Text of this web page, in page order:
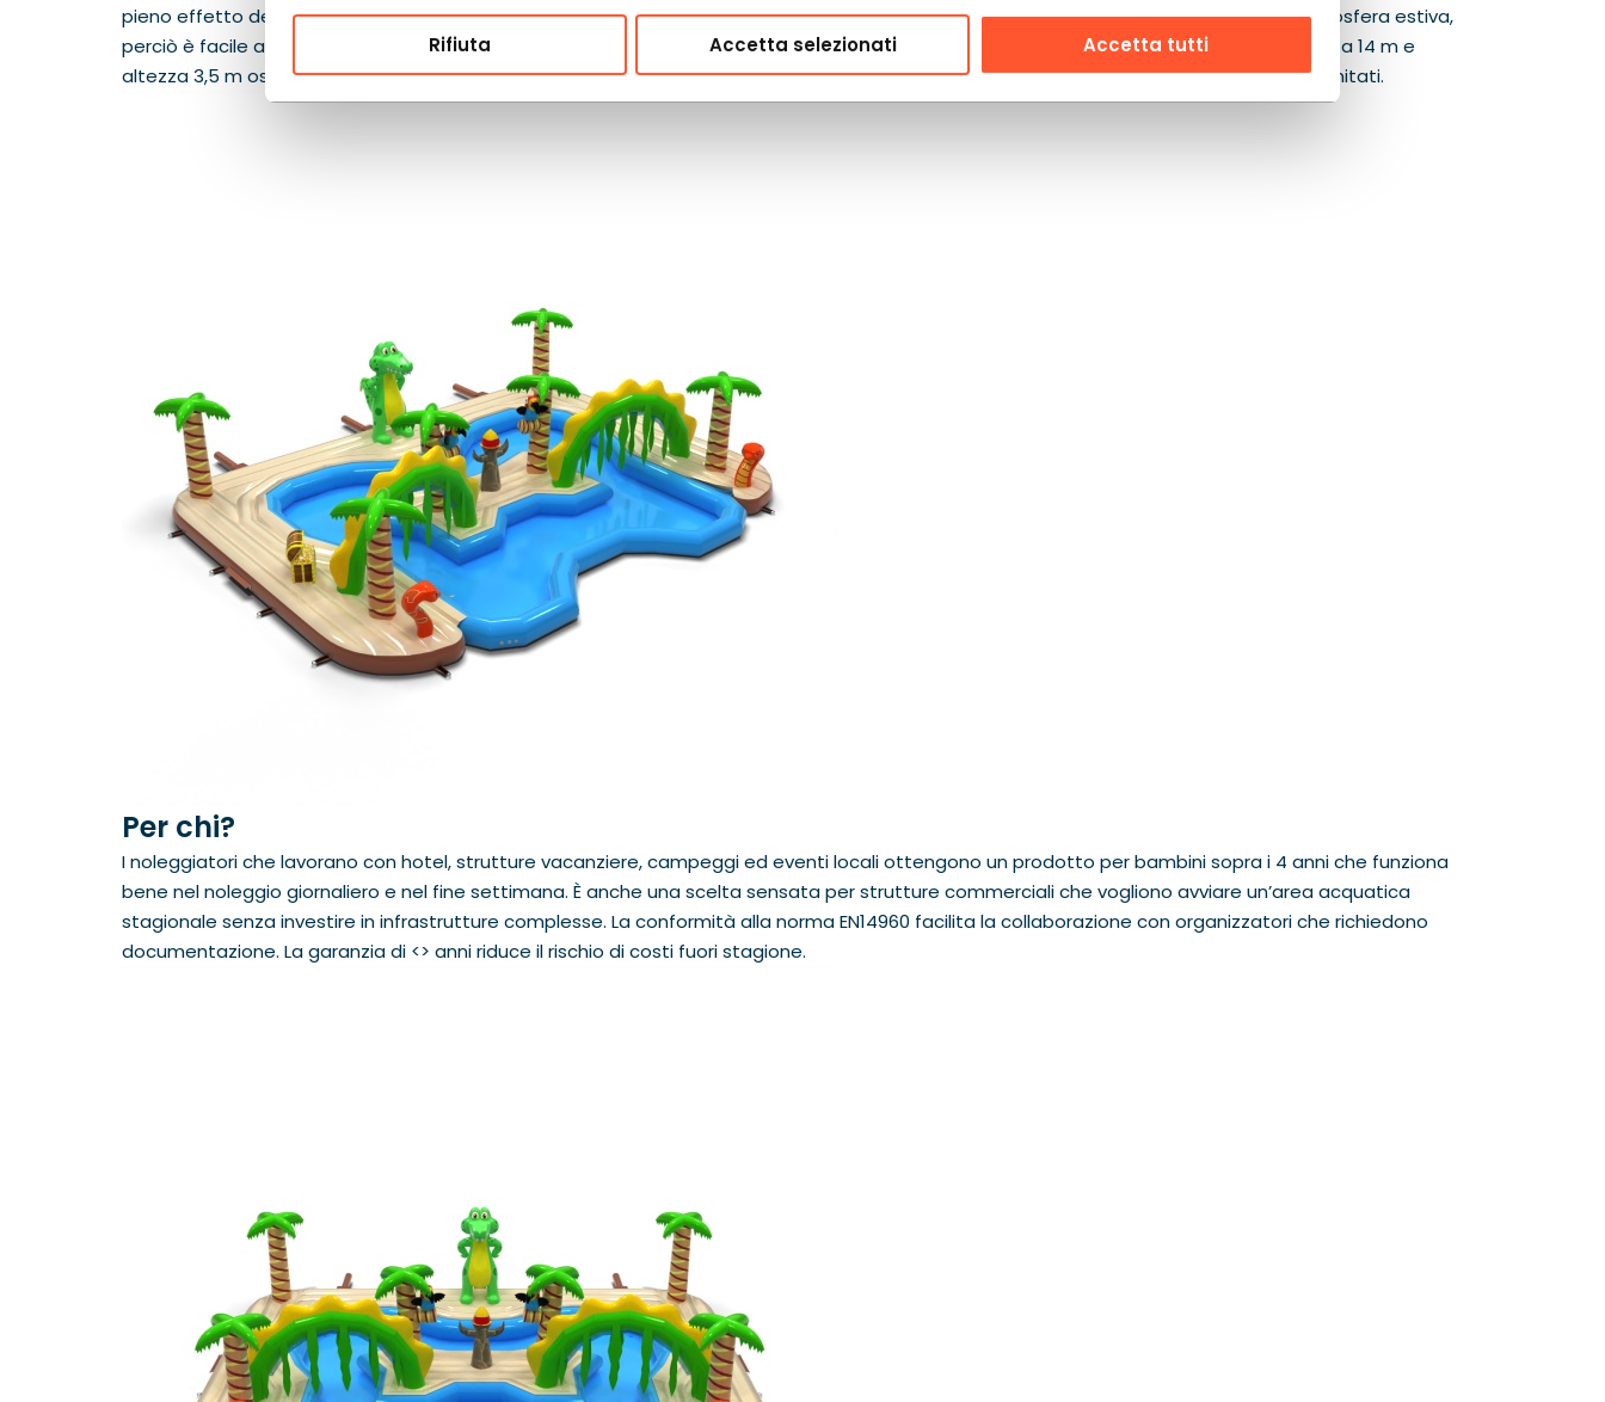
Rifiuta Accetta selezionati Accetta tutti
pieno effetto del divertimento stagionale in un formato più compatto. Palme hawaiane e colori da spiaggia comunicano subito un’atmosfera estiva,
perciò è facile abbinare l’attrazione a picnic in hotel, campeggi e feste di dimensioni più ridotte. La struttura con lunghezza 11 m, larghezza 14 m e
altezza 3,5 m ospita piscina, arrampicata e scivoli in un’unica installazione a terra, facilitando il posizionamento dell’attrazione in spazi limitati.
Per chi?
I noleggiatori che lavorano con hotel, strutture vacanziere, campeggi ed eventi locali ottengono un prodotto per bambini sopra i 4 anni che funziona
bene nel noleggio giornaliero e nel fine settimana. È anche una scelta sensata per strutture commerciali che vogliono avviare un’area acquatica
stagionale senza investire in infrastrutture complesse. La conformità alla norma EN14960 facilita la collaborazione con organizzatori che richiedono
documentazione. La garanzia di <> anni riduce il rischio di costi fuori stagione.